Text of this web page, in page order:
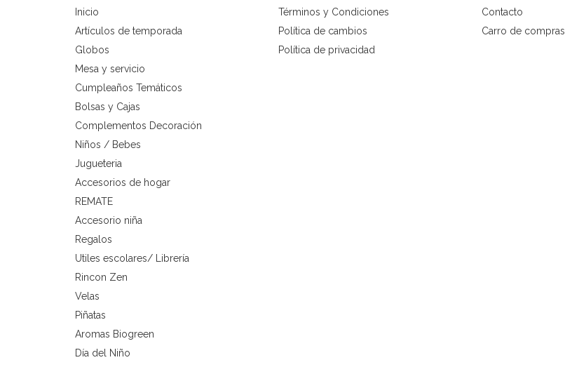
Inicio
Artículos de temporada
Globos
Mesa y servicio
Cumpleaños Temáticos
Bolsas y Cajas
Complementos Decoración
Niños / Bebes
Jugueteria
Accesorios de hogar
REMATE
Accesorio niña
Regalos
Utiles escolares/ Librería
Rincon Zen
Velas
Piñatas
Aromas Biogreen
Día del Niño
Términos y Condiciones
Política de cambios
Política de privacidad
Contacto
Carro de compras